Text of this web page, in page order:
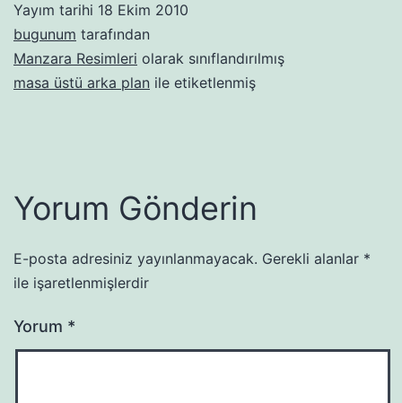
Yayım tarihi 18 Ekim 2010
bugunum tarafından
Manzara Resimleri olarak sınıflandırılmış
masa üstü arka plan ile etiketlenmiş
Yorum Gönderin
E-posta adresiniz yayınlanmayacak. Gerekli alanlar *
ile işaretlenmişlerdir
Yorum *